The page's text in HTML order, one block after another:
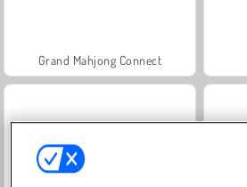
Grand Mahjong Connect